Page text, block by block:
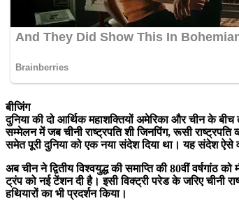
बीजिंग
दुनिया की दो आर्थिक महाशक्तियों अमेरिका और चीन के
सम्मेलन में जब चीनी राष्ट्रपति शी जिनपिंग, रूसी
समेत पूरी दुनिया को एक नया संदेश दिया था। यह संदेश
अब चीन ने द्वितीय विश्वयुद्ध की समाप्ति की 80वीं
ट्रंप को नई टेंशन दी है। इसी विक्ट्री परेड के जरिए चीनी
हथियारों का भी प्रदर्शन किया।